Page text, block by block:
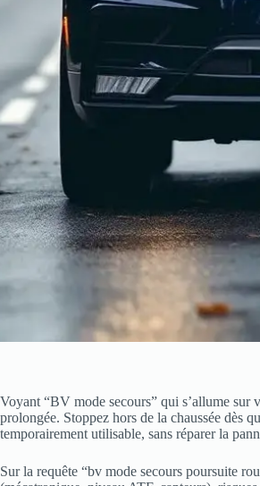
Voyant “BV mode secours” qui s’allume
prolongée. Stoppez hors de la chaussée dès
temporairement utilisable, sans réparer la
Sur la requête “bv mode secours poursuite